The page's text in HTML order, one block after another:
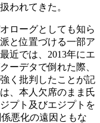
われてきた。
ローグとしても知ら
と位置づける一部ア
近では、2013年にエ
ーデタで倒れた際、
く批判したことが記
、本人欠席のまま氏
プト及びエジプトを
悪化の遠因ともな